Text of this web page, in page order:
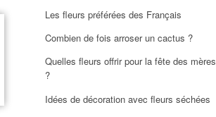
Les fleurs préférées des Français
Combien de fois arroser un cactus ?
Quelles fleurs offrir pour la fête des mères
?
Idées de décoration avec fleurs séchées